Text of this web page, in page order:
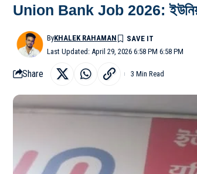
Union Bank Job 2026: ইউনিয়ন
Last Updated: April 29, 2026 6:58 PM 6:58 PM
ByKHALEK RAHAMAN
Share 3 Min Read